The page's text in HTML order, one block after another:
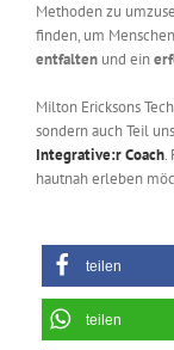
Methoden zu
finden, um
entfaltenund ein
Milton Ericksons
sondern auch Teil
Integrative:r Coach.
hautnah erleben
teilen
teilen